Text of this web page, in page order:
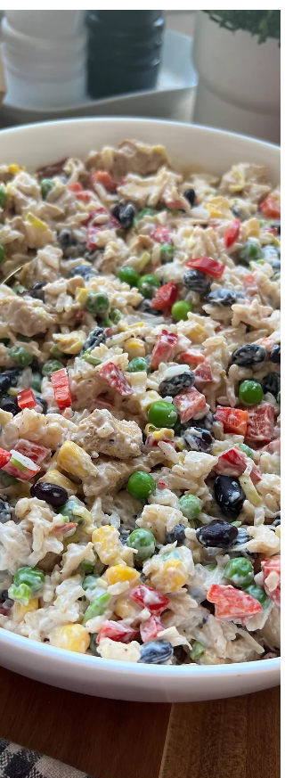
Ogórki konserwowe 3 6. Kukurydza puszka 7.
Mozzarella...